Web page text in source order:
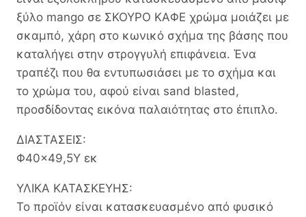
ξύλο mango σε ΣΚΟΥΡΟ ΚΑΦΕ χρώμα μοιάζει με
σκαμπό, χάρη στο κωνικό σχήμα της βάσης που
καταλήγει στην στρογγυλή επιφάνεια. Ένα
τραπέζι που θα εντυπωσιάσει με το σχήμα και
το χρώμα του, αφού είναι sand blasted,
προσδίδοντας εικόνα παλαιότητας στο έπιπλο.
ΔΙΑΣΤΑΣΕΙΣ:
Φ40×49,5Y εκ
ΥΛΙΚΑ ΚΑΤΑΣΚΕΥΗΣ:
Το προϊόν είναι κατασκευασμένο από φυσικό